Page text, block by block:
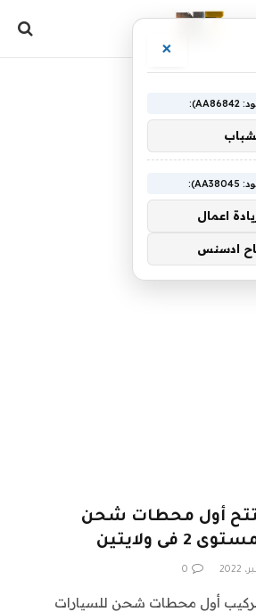
أول محطات شحن
ولايتين
0
أول محطات شحن للسيارات
×
اعمال
ادسنس